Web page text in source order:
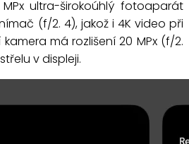
ultra-širokoúhlý fotoaparát
(f/2. 4), jakož i 4K video při
má rozlišení 20 MPx (f/2.
v displeji.